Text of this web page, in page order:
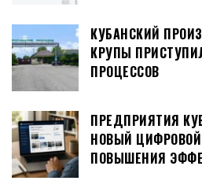
КУБАНСКИЙ
КРУПЫ
ПРОЦЕССОВ
ПРЕДПРИЯТИЯ
НОВЫЙ
ПОВЫШЕНИЯ